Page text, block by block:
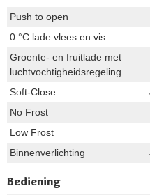
Push to open
0 °C lade vlees en vis
Groente- en fruitlade met
luchtvochtigheidsregeling
Soft-Close
No Frost
Low Frost
Binnenverlichting
Bediening